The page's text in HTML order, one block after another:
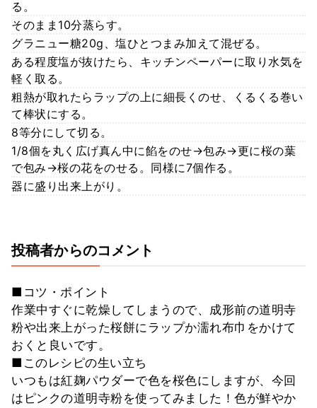
る。
そのまま10分蒸らす。
グラニュー糖20g、塩ひとつまみ加えて混ぜる。
ある程度塩が抜けたら、キッチンペーパーに取り水気を
軽く取る。
粗熱が取れたらラップの上に細長くのせ、くるくる巻い
て棒状にする。
8等分にして切る。
1/8個を丸く広げ真ん中に餡をのせ→包み→更に桜の葉
で包み→桜の花をのせる。同様に7個作る。
器に盛り出来上がり。
投稿者からのコメント
■コツ・ポイント
作業中すぐに乾燥してしまうので、成形前の道明寺
粉や出来上がった桜餅にラップか濡れ布巾をかけて
おくと良いです。
■このレシピの生い立ち
いつもは紅麹パウダーで色を桜色にしますが、今回
はピンクの道明寺粉を使ってみました！色が鮮やか